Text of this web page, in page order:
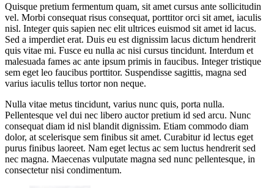
Quisque pretium fermentum quam, sit amet cursus ante sollicitudin
vel. Morbi consequat risus consequat, porttitor orci sit amet, iaculis
nisl. Integer quis sapien nec elit ultrices euismod sit amet id lacus.
Sed a imperdiet erat. Duis eu est dignissim lacus dictum hendrerit
quis vitae mi. Fusce eu nulla ac nisi cursus tincidunt. Interdum et
malesuada fames ac ante ipsum primis in faucibus. Integer tristique
sem eget leo faucibus porttitor. Suspendisse sagittis, magna sed
varius iaculis tellus tortor non neque.
Nulla vitae metus tincidunt, varius nunc quis, porta nulla.
Pellentesque vel dui nec libero auctor pretium id sed arcu. Nunc
consequat diam id nisl blandit dignissim. Etiam commodo diam
dolor, at scelerisque sem finibus sit amet. Curabitur id lectus eget
purus finibus laoreet. Nam eget lectus ac sem luctus hendrerit sed
nec magna. Maecenas vulputate magna sed nunc pellentesque, in
consectetur nisi condimentum.